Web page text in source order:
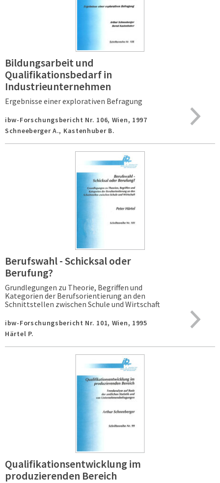
Bildungsarbeit und
Qualifikationsbedarf in
Industrieunternehmen
Ergebnisse einer explorativen Befragung
ibw-Forschungsbericht Nr. 106, Wien, 1997
Schneeberger A., Kastenhuber B.
Berufswahl - Schicksal oder
Berufung?
Grundlegungen zu Theorie, Begriffen und
Kategorien der Berufsorientierung an den
Schnittstellen zwischen Schule und Wirtschaft
ibw-Forschungsbericht Nr. 101, Wien, 1995
Härtel P.
Qualifikationsentwicklung im
produzierenden Bereich